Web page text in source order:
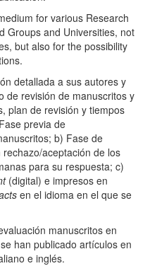
for various Research
Groups and Universities, not
but also for the possibility
detallada a sus autores y
de revisión de manuscritos y
plan de revisión y tiempos
previa de
b) Fase de
aceptación de los
para su respuesta; c)
(digital) e impresos en
en el idioma en el que se
manuscritos en
han publicado artículos en
e inglés.